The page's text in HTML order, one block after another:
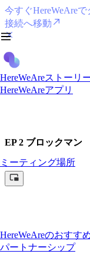
今すぐHereWeAre
接続へ移動
HereWeAreストーリ
HereWeAreアプリ
ミーティング場所
HereWeAreのおすす
パートナーシップ
EP 2 ブロックマン